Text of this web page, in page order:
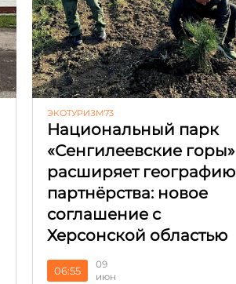
ЭКОТУРИЗМ73
Национальный парк
«Сенгилеевские горы»
расширяет географию
партнёрства: новое
соглашение с
Херсонской областью
06:55
09
июн